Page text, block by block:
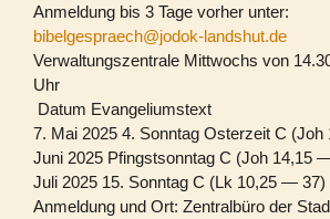
Anmeldung bis 3 Tage vorher unter:
bibelgespraech@jodok-landshut.de
Verwaltungszentrale Mittwochs von
Uhr
Datum Evangeliumstext
7. Mai 2025 4. Sonntag Osterzeit C
Juni 2025 Pfingstsonntag C (Joh 14,15
Juli 2025 15. Sonntag C (Lk 10,25 — 37)
Anmeldung und Ort: Zentralbüro der